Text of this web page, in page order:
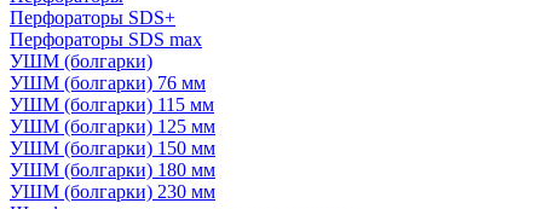
Перфораторы SDS+
Перфораторы SDS max
УШМ (болгарки)
УШМ (болгарки) 76 мм
УШМ (болгарки) 115 мм
УШМ (болгарки) 125 мм
УШМ (болгарки) 150 мм
УШМ (болгарки) 180 мм
УШМ (болгарки) 230 мм